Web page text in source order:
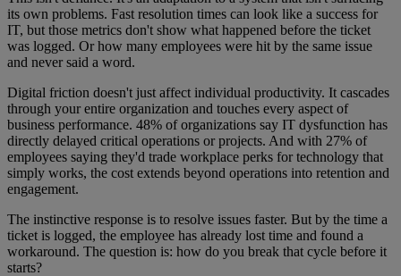
its own problems. Fast resolution times can look like a success for
IT, but those metrics don't show what happened before the ticket
was logged. Or how many employees were hit by the same issue
and never said a word.
Digital friction doesn't just affect individual productivity. It cascades
through your entire organization and touches every aspect of
business performance. 48% of organizations say IT dysfunction has
directly delayed critical operations or projects. And with 27% of
employees saying they'd trade workplace perks for technology that
simply works, the cost extends beyond operations into retention and
engagement.
The instinctive response is to resolve issues faster. But by the time a
ticket is logged, the employee has already lost time and found a
workaround. The question is: how do you break that cycle before it
starts?